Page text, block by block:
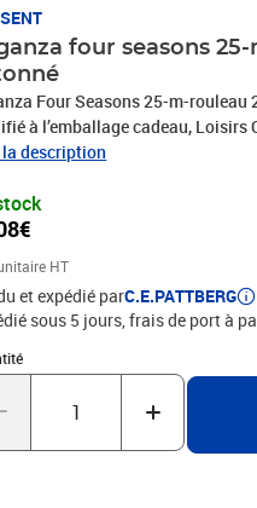
four seasons
Four Seasons 25-m-rouleau
à l’emballage cadeau,
décoratif est produit en
comme Noël,
inspirer de la diversité de
les nombreux avantages de la
description
HT
et expédié parC.E.PATTBERG
sous 5 jours, frais de port à
: 1